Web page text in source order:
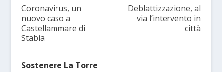
Coronavirus, un
nuovo caso a
Castellammare di
Stabia
Deblattizzazione, al
via l’intervento in
città
Sostenere La Torre